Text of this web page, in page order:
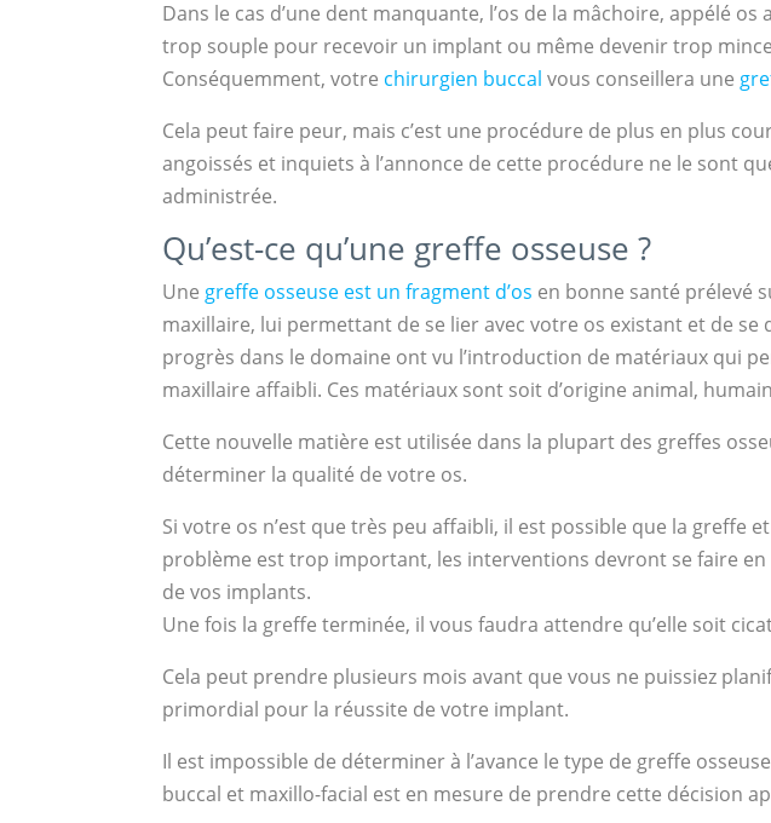
Dans le cas d’une dent manquante, l’os de la mâchoire, appélé
trop souple pour recevoir un implant ou même devenir trop
Conséquemment, votre chirurgien buccal vous conseillera une
Cela peut faire peur, mais c’est une procédure de plus en plus
angoissés et inquiets à l’annonce de cette procédure ne le sont
administrée.
Qu’est-ce qu’une greffe osseuse ?
Une greffe osseuse est un fragment d’os en bonne santé prélevé
maxillaire, lui permettant de se lier avec votre os existant et de
progrès dans le domaine ont vu l’introduction de matériaux qui
maxillaire affaibli. Ces matériaux sont soit d’origine animal,
Cette nouvelle matière est utilisée dans la plupart des greffes
déterminer la qualité de votre os.
Si votre os n’est que très peu affaibli, il est possible que la greffe
problème est trop important, les interventions devront se faire
de vos implants.
Une fois la greffe terminée, il vous faudra attendre qu’elle soit
Cela peut prendre plusieurs mois avant que vous ne puissiez
primordial pour la réussite de votre implant.
Il est impossible de déterminer à l’avance le type de greffe
buccal et maxillo-facial est en mesure de prendre cette décision